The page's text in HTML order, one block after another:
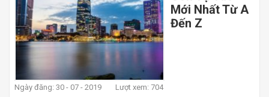
Mới Nhất Từ A
Đến Z
Ngày đăng: 30 - 07 - 2019 Lượt xem: 704